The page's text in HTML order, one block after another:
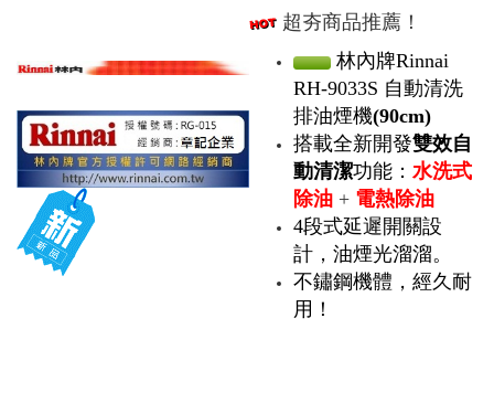
超夯商品推薦！
林內牌Rinnai
RH-9033S 自動清洗
排油煙機(90cm)
搭載全新開發雙效自
動清潔功能： 水洗式
除油 + 電熱除油
4段式延遲開關設
計， 油煙光溜溜。
不鏽鋼機體，經久耐
用！